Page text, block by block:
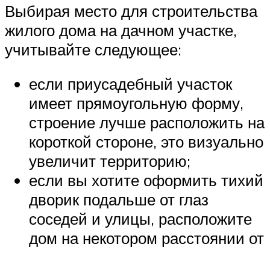
Выбирая место для строительства
жилого дома на дачном участке,
учитывайте следующее:
если приусадебный участок
имеет прямоугольную форму,
строение лучше расположить на
короткой стороне, это визуально
увеличит территорию;
если вы хотите оформить тихий
дворик подальше от глаз
соседей и улицы, расположите
дом на некотором расстоянии от